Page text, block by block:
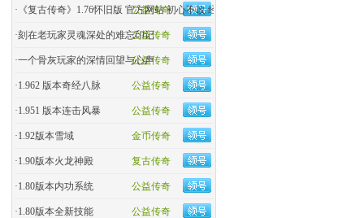
公益传奇
· 《复古传奇》1.76怀旧版 官方网站 初心不改 经典回归
公益传奇
·刻在老玩家灵魂深处的难忘印记
公益传奇
·一个骨灰玩家的深情回望与心声
公益传奇
·1.962 版本奇经八脉
公益传奇
·1.951 版本连击风暴
金币传奇
·1.92版本雪域
复古传奇
·1.90版本火龙神殿
公益传奇
·1.80版本内功系统
公益传奇
·1.80版本全新技能